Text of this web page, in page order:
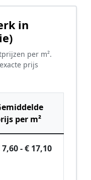
in
per m².
prijs
per m²
7,60 - € 17,10